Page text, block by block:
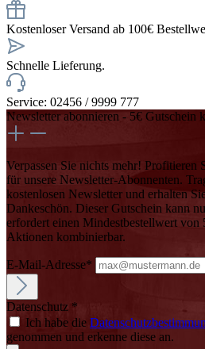
Kostenloser Versand ab 100€
Schnelle Lieferung.
Service: 02456 / 9999 777
Newsletter abonnieren - 5€ Gutschein
Verpassen Sie nichts mehr! Profitieren
für unsere Newsletter-Abonnenten.
kostenlosen Newsletter und erhalten
Dankeschön. Dieser Gutschein kann
erfordert einen Mindestbestellwert von
Aktionen kombinierbar.
E-Mail-Adresse*
Datenschutz *
Ich habe die
genommen und erkenne diese an.